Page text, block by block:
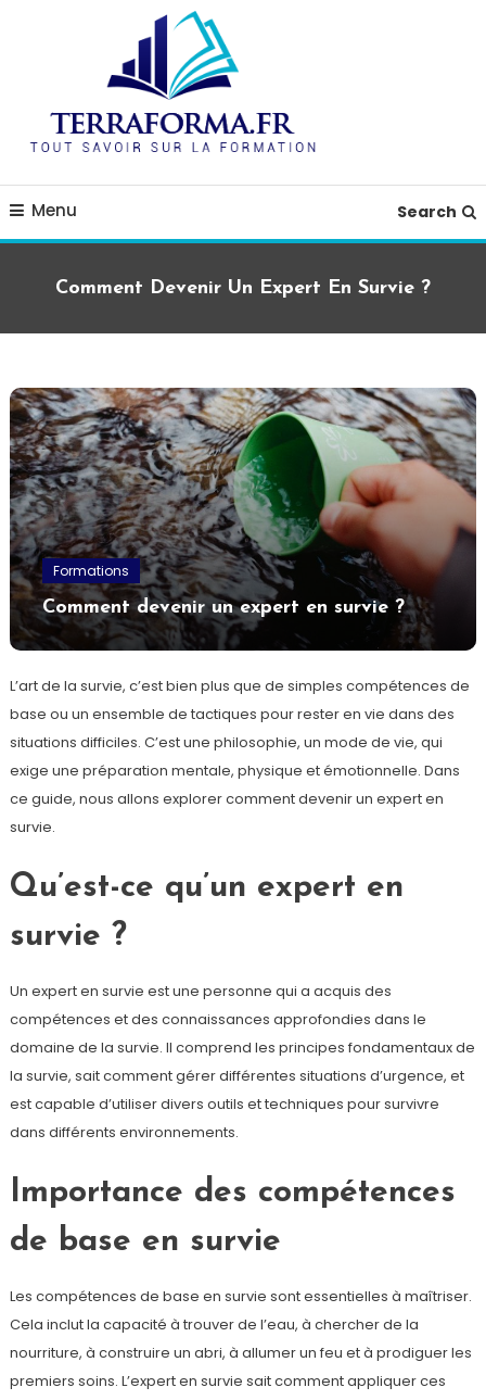
terraforma.fr
Menu Search
Comment Devenir Un Expert En Survie ?
Formations
Comment devenir un expert en survie ?
L’art de la survie, c’est bien plus que de simples compétences de
base ou un ensemble de tactiques pour rester en vie dans des
situations difficiles. C’est une philosophie, un mode de vie, qui
exige une préparation mentale, physique et émotionnelle. Dans
ce guide, nous allons explorer comment devenir un expert en
survie.
Qu’est-ce qu’un expert en
survie ?
Un expert en survie est une personne qui a acquis des
compétences et des connaissances approfondies dans le
domaine de la survie. Il comprend les principes fondamentaux de
la survie, sait comment gérer différentes situations d’urgence, et
est capable d’utiliser divers outils et techniques pour survivre
dans différents environnements.
Importance des compétences
de base en survie
Les compétences de base en survie sont essentielles à maîtriser.
Cela inclut la capacité à trouver de l’eau, à chercher de la
nourriture, à construire un abri, à allumer un feu et à prodiguer les
premiers soins. L’expert en survie sait comment appliquer ces